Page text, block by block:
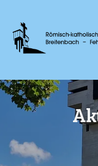
Navigation
überspringen